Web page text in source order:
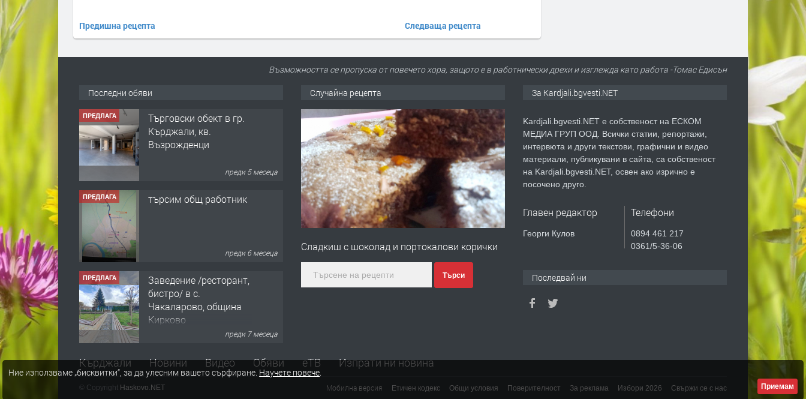
Предишна рецепта Следваща рецепта
Възможността се пропуска от повечето хора, защото е в работнически дрехи и изглежда като работа -Томас Едисън
Последни обяви
ПРЕДЛАГА
Tърговски обект в гр.
Кърджали, кв.
Възрожденци
преди 5 месеца
ПРЕДЛАГА търсим общ работник
преди 6 месеца
ПРЕДЛАГА
Заведение /ресторант,
бистро/ в с.
Чакаларово, община
Кирково
преди 7 месеца
ПРЕДЛАГА
Гараж под наем в
супер център
Кърджали
Случайна рецепта
Сладкиш с шоколад и портокалови корички
Търси
За Kardjali.bgvesti.NET
Kardjali.bgvesti.NET е собственост на ЕСКОМ
МЕДИА ГРУП ООД. Всички статии, репортажи,
интервюта и други текстови, графични и видео
материали, публикувани в сайта, са собственост
на Kardjali.bgvesti.NET, освен ако изрично е
посочено друго.
Главен редактор
Георги Кулов
Телефони
0894 461 217
0361/5-36-06
Последвай ни
Кърджали Новини Видео Обяви еТВ Изпрати ни новина
© Copyright Haskovo.NET Мобилна версия Етичен кодекс Общи условия Поверителност За реклама Избори 2026 Свържи се с нас
Ние използваме „бисквитки“, за да улесним вашето сърфиране. Научете повече.
Приемам